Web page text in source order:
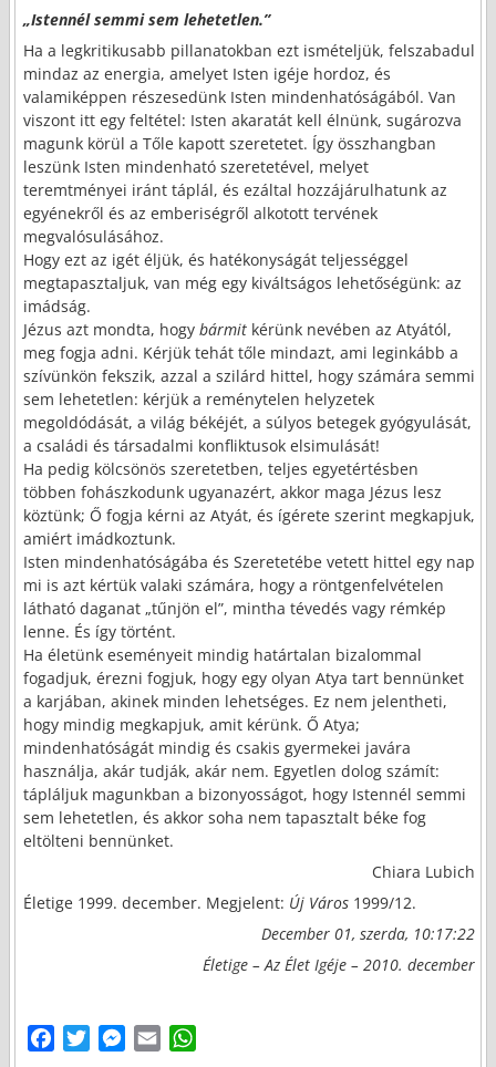
„Istennél semmi sem lehetetlen.”
Ha a legkritikusabb pillanatokban ezt ismételjük, felszabadul
mindaz az energia, amelyet Isten igéje hordoz, és
valamiképpen részesedünk Isten mindenhatóságából. Van
viszont itt egy feltétel: Isten akaratát kell élnünk, sugározva
magunk körül a Tőle kapott szeretetet. Így összhangban
leszünk Isten mindenható szeretetével, melyet
teremtményei iránt táplál, és ezáltal hozzájárulhatunk az
egyénekről és az emberiségről alkotott tervének
megvalósulásához.
Hogy ezt az igét éljük, és hatékonyságát teljességgel
megtapasztaljuk, van még egy kiváltságos lehetőségünk: az
imádság.
Jézus azt mondta, hogy bármitkérünk nevében az Atyától,
meg fogja adni. Kérjük tehát tőle mindazt, ami leginkább a
szívünkön fekszik, azzal a szilárd hittel, hogy számára semmi
sem lehetetlen: kérjük a reménytelen helyzetek
megoldódását, a világ békéjét, a súlyos betegek gyógyulását,
a családi és társadalmi konfliktusok elsimulását!
Ha pedig kölcsönös szeretetben, teljes egyetértésben
többen fohászkodunk ugyanazért, akkor maga Jézus lesz
köztünk; Ő fogja kérni az Atyát, és ígérete szerint megkapjuk,
amiért imádkoztunk.
Isten mindenhatóságába és Szeretetébe vetett hittel egy nap
mi is azt kértük valaki számára, hogy a röntgenfelvételen
látható daganat „tűnjön el”, mintha tévedés vagy rémkép
lenne. És így történt.
Ha életünk eseményeit mindig határtalan bizalommal
fogadjuk, érezni fogjuk, hogy egy olyan Atya tart bennünket
a karjában, akinek minden lehetséges. Ez nem jelentheti,
hogy mindig megkapjuk, amit kérünk. Ő Atya;
mindenhatóságát mindig és csakis gyermekei javára
használja, akár tudják, akár nem. Egyetlen dolog számít:
tápláljuk magunkban a bizonyosságot, hogy Istennél semmi
sem lehetetlen, és akkor soha nem tapasztalt béke fog
eltölteni bennünket.
Chiara Lubich
Életige 1999. december. Megjelent: Új Város 1999/12.
December 01, szerda, 10:17:22
Életige – Az Élet Igéje – 2010. december
M